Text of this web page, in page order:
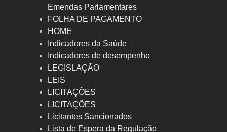
Emendas Parlamentares
FOLHA DE PAGAMENTO
HOME
Indicadores da Saúde
Indicadores de desempenho
LEGISLAÇÃO
LEIS
LICITAÇÕES
LICITAÇÕES
Licitantes Sancionados
Lista de Espera da Regulação